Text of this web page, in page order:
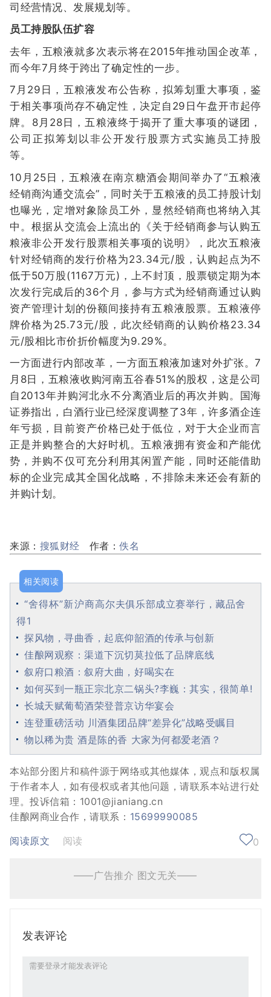
司经营情况、发展规划等。
员工持股队伍扩容
去年，五粮液就多次表示将在2015年推动国企改革，
而今年7月终于跨出了确定性的一步。
7月29日，五粮液发布公告称，拟筹划重大事项，鉴
于相关事项尚存不确定性，决定自29日午盘开市起停
牌。8月28日，五粮液终于揭开了重大事项的谜团，
公司正拟筹划以非公开发行股票方式实施员工持股
等。
10月25日，五粮液在南京糖酒会期间举办了“五粮液
经销商沟通交流会”，同时关于五粮液的员工持股计划
也曝光，定增对象除员工外，显然经销商也将纳入其
中。根据从交流会上流出的《关于经销商参与认购五
粮液非公开发行股票相关事项的说明》，此次五粮液
针对经销商的发行价格为23.34元/股，认购起点为不
低于50万股(1167万元)，上不封顶，股票锁定期为本
次发行完成后的36个月，参与方式为经销商通过认购
资产管理计划的份额间接持有五粮液股票。五粮液停
牌价格为25.73元/股，此次经销商的认购价格23.34
元/股相比市价折价幅度为9.29%。
一方面进行内部改革，一方面五粮液加速对外扩张。7
月8日，五粮液收购河南五谷春51%的股权，这是公司
自2013年并购河北永不分离酒业后的再次并购。国海
证券指出，白酒行业已经深度调整了3年，许多酒企连
年亏损，目前资产价格已处于低位，对于大企业而言
正是并购整合的大好时机。五粮液拥有资金和产能优
势，并购不仅可充分利用其闲置产能，同时还能借助
标的企业完成其全国化战略，不排除未来还会有新的
并购计划。
来源： 搜狐财经 作者：佚名
相关阅读
“舍得杯”新沪商高尔夫俱乐部成立赛举行，藏品舍
得1
探风物，寻曲香，起底仰韶酒的传承与创新
佳酿网观察：渠道下沉切莫拉低了品牌底线
叙府口粮酒：叙府大曲，好喝实在
如何买到一瓶正宗北京二锅头?李巍：其实，很简单!
长城天赋葡萄酒荣登普京访华宴会
连登重磅活动 川酒集团品牌“差异化”战略受瞩目
物以稀为贵 酒是陈的香 大家为何都爱老酒？
本站部分图片和稿件源于网络或其他媒体，观点和版权属
于作者本人，如有侵权或者其他问题，请联系本站进行处
理。投诉信箱：1001@jianiang.cn
佳酿网商业合作，请联系： 15699990085
阅读原文
阅读 0
——广告推介 图文无关——
发表评论